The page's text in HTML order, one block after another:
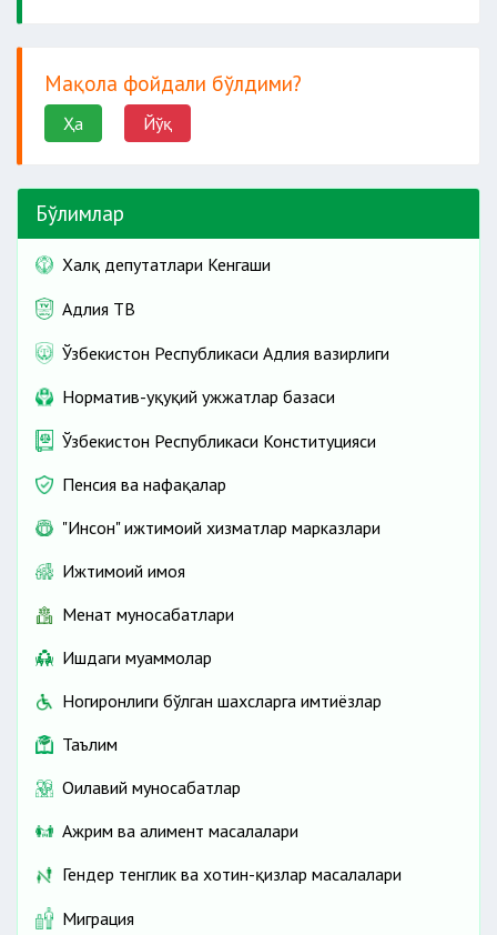
Мақола фойдали бўлдими?
Ҳа Йўқ
Бўлимлар
Халқ депутатлари Кенгаши
Адлия ТВ
Ўзбекистон Республикаси Адлия вазирлиги
Норматив-ҳуқуқий ҳужжатлар базаси
Ўзбекистон Республикаси Конституцияси
Пенсия ва нафақалар
"Инсон" ижтимоий хизматлар марказлари
Ижтимоий ҳимоя
Меҳнат муносабатлари
Ишдаги муаммолар
Ногиронлиги бўлган шахсларга имтиёзлар
Таълим
Оилавий муносабатлар
Ажрим ва алимент масалалари
Гендер тенглик ва хотин-қизлар масалалари
Миграция